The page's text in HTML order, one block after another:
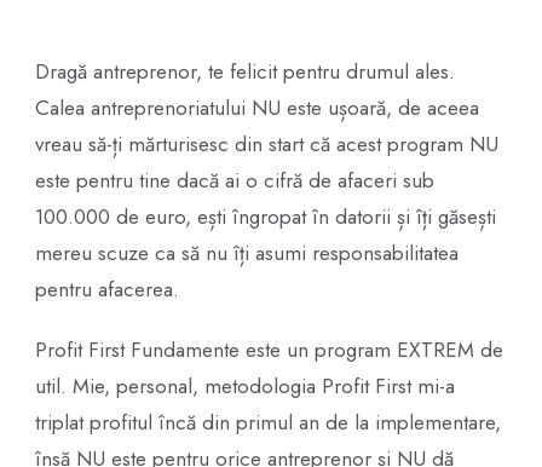
Dragă antreprenor, te felicit pentru drumul ales.
Calea antreprenoriatului NU este ușoară, de aceea
vreau să-ți mărturisesc din start că acest program NU
este pentru tine dacă ai o cifră de afaceri sub
100.000 de euro, ești îngropat în datorii și îți găsești
mereu scuze ca să nu îți asumi responsabilitatea
pentru afacerea.
Profit First Fundamente este un program EXTREM de
util. Mie, personal, metodologia Profit First mi-a
triplat profitul încă din primul an de la implementare,
însă NU este pentru orice antreprenor și NU dă